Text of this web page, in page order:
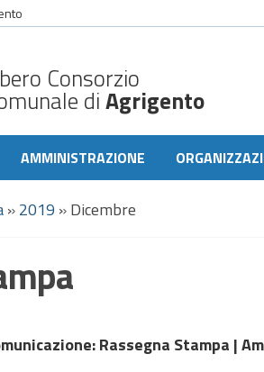
Consorzio
diAgrigento
AMMINISTRAZIONE
»2019 »Dicembre
: Rassegna Stampa |